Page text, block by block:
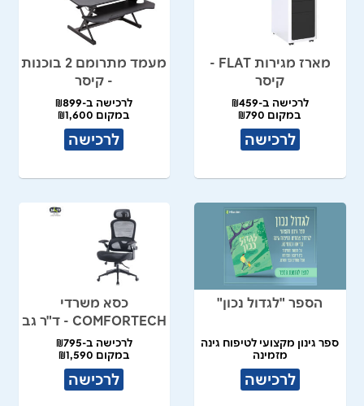
מארז מגירות FLAT -
קיסר
לרכישה ב-₪459
במקום ₪790
לרכישה
מעמד מתרומם 2 בוכנות
- קיסר
לרכישה ב-₪899
במקום ₪1,600
לרכישה
הספר "לגדול נכון"
ספר גינון מקצועי לטיפוח גינה
מזמינה
לרכישה
כסא משרדי
COMFORTECH - ד"ר גב
לרכישה ב-₪795
במקום ₪1,590
לרכישה